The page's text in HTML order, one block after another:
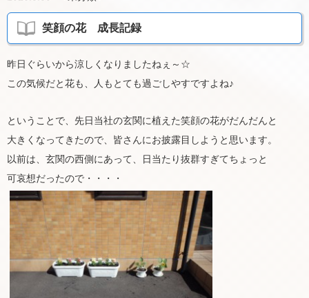
笑顔の花 成長記録
昨日ぐらいから涼しくなりましたねぇ～☆
この気候だと花も、人もとても過ごしやすですよね♪
ということで、先日当社の玄関に植えた笑顔の花がだんだんと
大きくなってきたので、皆さんにお披露目しようと思います。
以前は、玄関の西側にあって、日当たり抜群すぎてちょっと
可哀想だったので・・・・